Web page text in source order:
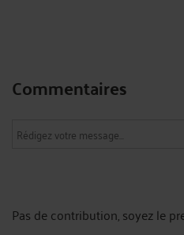
Commentaires
Pas de contribution, soyez le